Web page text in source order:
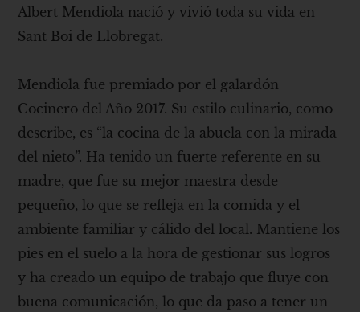
Albert Mendiola nació y vivió toda su vida en
Sant Boi de Llobregat.
Mendiola fue premiado por el galardón
Cocinero del Año 2017. Su estilo culinario, como
describe, es “la cocina de la abuela con la mirada
del nieto”. Ha tenido un fuerte referente en su
madre, que fue su mejor maestra desde
pequeño, lo que se refleja en la comida y el
ambiente familiar y cálido del local. Mantiene los
pies en el suelo a la hora de gestionar sus logros
y ha creado un equipo de trabajo que fluye con
buena comunicación, lo que da paso a tener un